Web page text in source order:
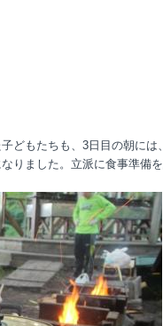
どもたちも、3日目の朝には
りました。立派に食事準備を